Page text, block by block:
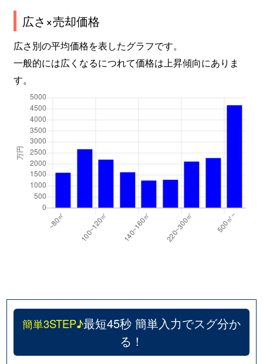
広さ×売却価格
広さ別の平均価格を表したグラフです。
一般的には広くなるにつれて価格は上昇傾向にありま
す。
簡単3STEP♪最短45秒 簡単入力でスグ分か
る！